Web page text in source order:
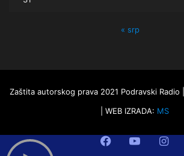
« srp
Zaštita autorskog prava 2021 Podravski Radio
| WEB IZRADA: MS
FacebookYouTube